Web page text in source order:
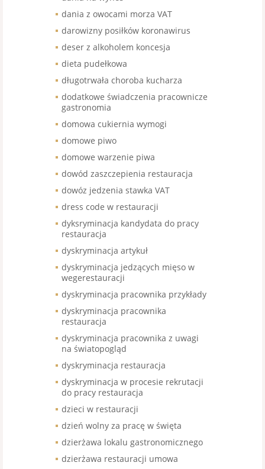
dania z owocami morza VAT
darowizny posiłków koronawirus
deser z alkoholem koncesja
dieta pudełkowa
długotrwała choroba kucharza
dodatkowe świadczenia pracownicze
gastronomia
domowa cukiernia wymogi
domowe piwo
domowe warzenie piwa
dowód zaszczepienia restauracja
dowóz jedzenia stawka VAT
dress code w restauracji
dyksryminacja kandydata do pracy
restauracja
dyskryminacja artykuł
dyskryminacja jedzących mięso w
wegerestauracji
dyskryminacja pracownika przykłady
dyskryminacja pracownika
restauracja
dyskryminacja pracownika z uwagi
na światopogląd
dyskryminacja restauracja
dyskryminacja w procesie rekrutacji
do pracy restauracja
dzieci w restauracji
dzień wolny za pracę w święta
dzierżawa lokalu gastronomicznego
dzierżawa restauracji umowa